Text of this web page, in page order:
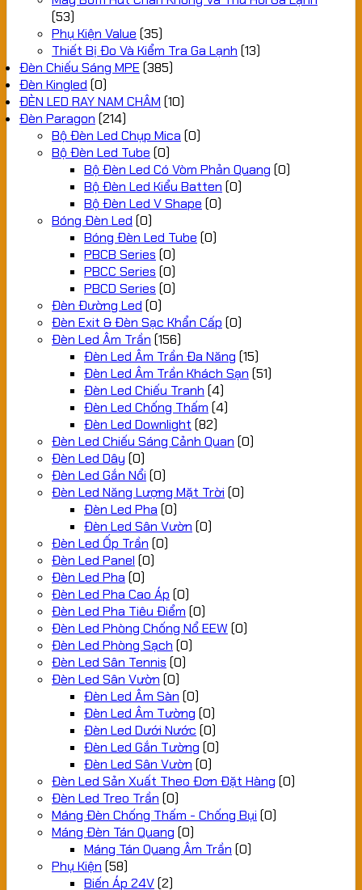
(53)
Phụ Kiện Value (35)
Thiết Bị Đo Và Kiểm Tra Ga Lạnh (13)
Đèn Chiếu Sáng MPE (385)
Đèn Kingled (0)
ĐÈN LED RAY NAM CHÂM (10)
Đèn Paragon (214)
Bộ Đèn Led Chụp Mica (0)
Bộ Đèn Led Tube (0)
Bộ Đèn Led Có Vòm Phản Quang (0)
Bộ Đèn Led Kiểu Batten (0)
Bộ Đèn Led V Shape (0)
Bóng Đèn Led (0)
Bóng Đèn Led Tube (0)
PBCB Series (0)
PBCC Series (0)
PBCD Series (0)
Đèn Đường Led (0)
Đèn Exit & Đèn Sạc Khẩn Cấp (0)
Đèn Led Âm Trần (156)
Đèn Led Âm Trần Đa Năng (15)
Đèn Led Âm Trần Khách Sạn (51)
Đèn Led Chiếu Tranh (4)
Đèn Led Chống Thấm (4)
Đèn Led Downlight (82)
Đèn Led Chiếu Sáng Cảnh Quan (0)
Đèn Led Dây (0)
Đèn Led Gắn Nổi (0)
Đèn Led Năng Lượng Mặt Trời (0)
Đèn Led Pha (0)
Đèn Led Sân Vườn (0)
Đèn Led Ốp Trần (0)
Đèn Led Panel (0)
Đèn Led Pha (0)
Đèn Led Pha Cao Áp (0)
Đèn Led Pha Tiêu Điểm (0)
Đèn Led Phòng Chống Nổ EEW (0)
Đèn Led Phòng Sạch (0)
Đèn Led Sân Tennis (0)
Đèn Led Sân Vườn (0)
Đèn Led Âm Sàn (0)
Đèn Led Âm Tường (0)
Đèn Led Dưới Nước (0)
Đèn Led Gắn Tường (0)
Đèn Led Sân Vườn (0)
Đèn Led Sản Xuất Theo Đơn Đặt Hàng (0)
Đèn Led Treo Trần (0)
Máng Đèn Chống Thấm - Chống Bụi (0)
Máng Đèn Tán Quang (0)
Máng Tán Quang Âm Trần (0)
Phụ Kiện (58)
Biến Áp 24V(2)